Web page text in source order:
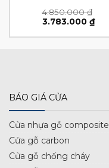
4.850.000₫
Giá
là:
3.783.000 ₫Giá
tại
BÁO GIÁ CỬA
Cửa nhựa gỗ composite
Cửa gỗ carbon
Cửa gỗ chống cháy